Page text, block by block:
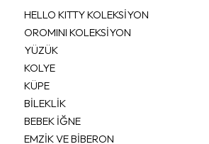
HELLO KITTY KOLEKSİYON
OROMINI KOLEKSİYON
YÜZÜK
KOLYE
KÜPE
BİLEKLİK
BEBEK İĞNE
EMZİK VE BİBERON